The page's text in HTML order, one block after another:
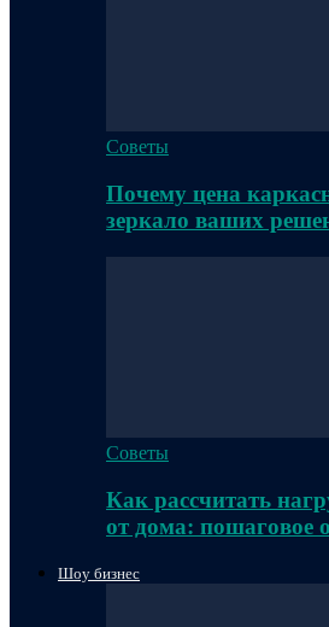
Советы
Почему цена
зеркало ваших
Советы
Как рассчитать
от дома: пошаговое
Шоу бизнес